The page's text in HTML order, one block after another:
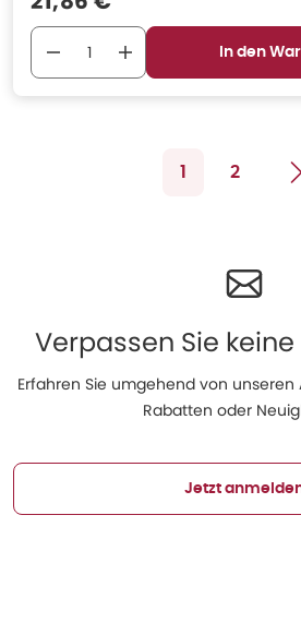
In den
1 2
Verpassen Sie
Erfahren Sie umgehend von
Rabatten oder
Jetzt